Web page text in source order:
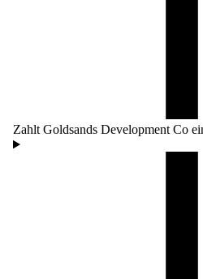
Zahlt Goldsands Development Co